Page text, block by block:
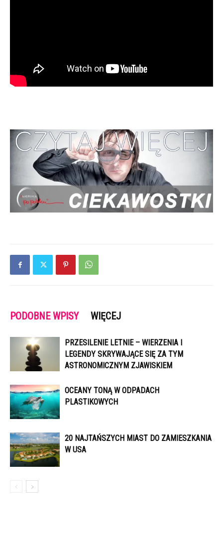
PODOBNE WPISY WIĘCEJ
PRZESILENIE LETNIE – WIERZENIA I
LEGENDY SKRYWAJĄCE SIĘ ZA TYM
ASTRONOMICZNYM ZJAWISKIEM
OCEANY TONĄ W ODPADACH
PLASTIKOWYCH
20 NAJTAŃSZYCH MIAST DO ZAMIESZKANIA
W USA